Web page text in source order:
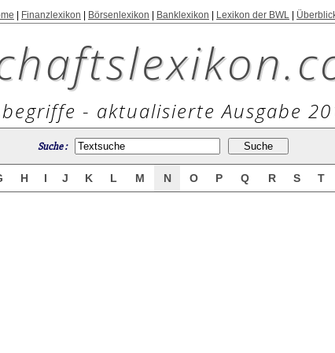
Finanzlexikon Börsenlexikon Banklexikon Lexikon der BWL
- aktualisierte Ausgabe
Suche :
H I J K L M N O P Q R S T